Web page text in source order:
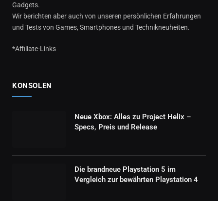
Gadgets.
Wir berichten aber auch von unseren persönlichen Erfahrungen
und Tests von Games, Smartphones und Technikneuheiten.
*Affiliate-Links
KONSOLEN
Neue Xbox: Alles zu Project Helix –
Specs, Preis und Release
Die brandneue Playstation 5 im
Vergleich zur bewährten Playstation 4